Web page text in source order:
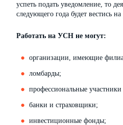
успеть подать уведомление, то
следующего года будет вестись на
Работать на УСН не могут:
организации, имеющие
ломбарды;
профессиональные
банки и страховщики;
инвестиционные фонды;